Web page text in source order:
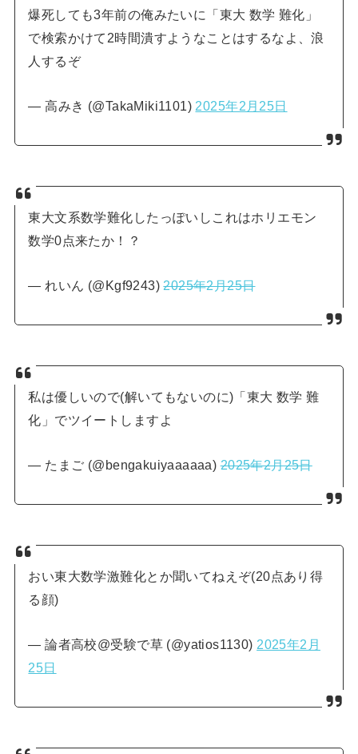
爆死しても3年前の俺みたいに「東大 数学 難化」
で検索かけて2時間潰すようなことはするなよ、浪
人するぞ
— 高みき (@TakaMiki1101) 2025年2月25日
東大文系数学難化したっぽいしこれはホリエモン
数学0点来たか！？
— れいん (@Kgf9243)2025年2月25日
私は優しいので(解いてもないのに)「東大 数学 難
化」でツイートしますよ
— たまご (@bengakuiyaaaaaa)2025年2月25日
おい東大数学激難化とか聞いてねえぞ(20点あり得
る顔)
— 論者高校@受験で草 (@yatios1130) 2025年2月
25日